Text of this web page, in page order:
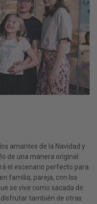
amantes de la Navidad y
de una manera original.
el escenario perfecto para
familia, pareja, con los
se vive como sacada de
también de otras